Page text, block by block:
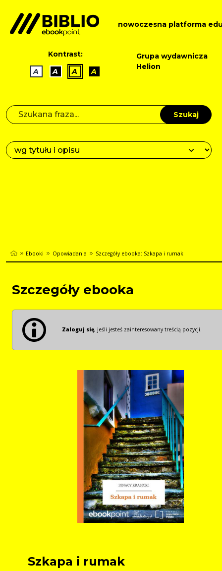
nowoczesna platforma
Kontrast:
A
A A A
Grupa wydawnicza
Helion
Szukaj
Ebooki Opowiadania Szczegóły ebooka: Szkapa i rumak
Szczegóły ebooka
Zaloguj się, jeśli jesteś zainteresowany treścią pozycji.
Szkapa i rumak